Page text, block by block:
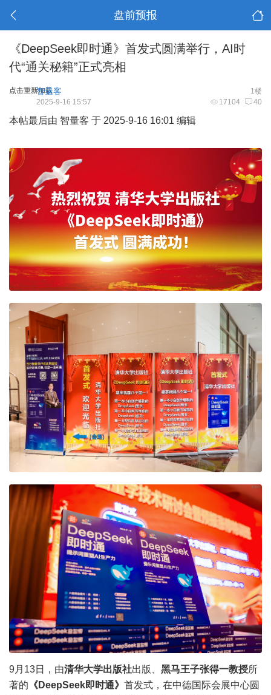
盘前预报
《DeepSeek即时通》首发式圆满举行，AI时
代“通关秘籍”正式亮相
点击重新加载 1楼
智量客
17104 40
2025-9-16 15:57
本帖最后由 智量客 于 2025-9-16 16:01 编辑
9月13日，由清华大学出版社出版、 黑马王子张得一教授所
著的 《DeepSeek即时通》 首发式，在中德国际会展中心圆